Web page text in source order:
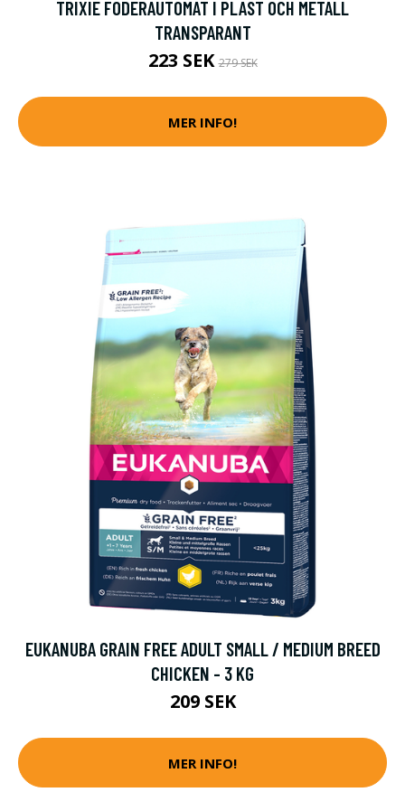
TRIXIE FODERAUTOMAT I PLAST OCH METALL
TRANSPARANT
223 SEK279 SEK
MER INFO!
EUKANUBA GRAIN FREE ADULT SMALL / MEDIUM BREED
CHICKEN - 3 KG
209 SEK
MER INFO!